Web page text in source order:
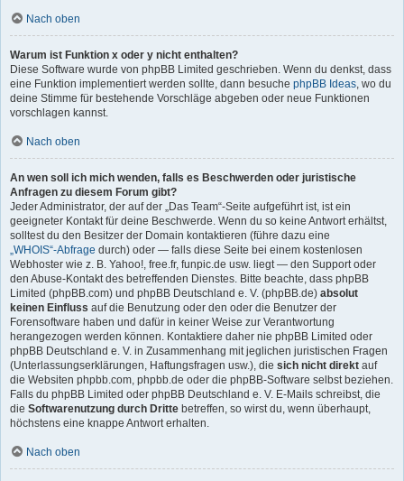
Nach oben
Warum ist Funktion x oder y nicht enthalten?
Diese Software wurde von phpBB Limited geschrieben. Wenn du denkst, dass
eine Funktion implementiert werden sollte, dann besuche phpBB Ideas, wo du
deine Stimme für bestehende Vorschläge abgeben oder neue Funktionen
vorschlagen kannst.
Nach oben
An wen soll ich mich wenden, falls es Beschwerden oder juristische
Anfragen zu diesem Forum gibt?
Jeder Administrator, der auf der „Das Team“-Seite aufgeführt ist, ist ein
geeigneter Kontakt für deine Beschwerde. Wenn du so keine Antwort erhältst,
solltest du den Besitzer der Domain kontaktieren (führe dazu eine
„WHOIS“-Abfrage durch) oder — falls diese Seite bei einem kostenlosen
Webhoster wie z. B. Yahoo!, free.fr, funpic.de usw. liegt — den Support oder
den Abuse-Kontakt des betreffenden Dienstes. Bitte beachte, dass phpBB
Limited (phpBB.com) und phpBB Deutschland e. V. (phpBB.de) absolut
keinen Einfluss auf die Benutzung oder den oder die Benutzer der
Forensoftware haben und dafür in keiner Weise zur Verantwortung
herangezogen werden können. Kontaktiere daher nie phpBB Limited oder
phpBB Deutschland e. V. in Zusammenhang mit jeglichen juristischen Fragen
(Unterlassungserklärungen, Haftungsfragen usw.), die sich nicht direkt auf
die Websiten phpbb.com, phpbb.de oder die phpBB-Software selbst beziehen.
Falls du phpBB Limited oder phpBB Deutschland e. V. E-Mails schreibst, die
die Softwarenutzung durch Dritte betreffen, so wirst du, wenn überhaupt,
höchstens eine knappe Antwort erhalten.
Nach oben